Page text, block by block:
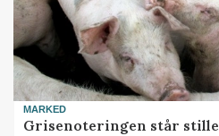
MARKED
Grisenoteringen står stille